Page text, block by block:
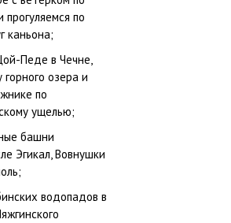
прогуляемся по
каньона;
Педе в Чечне,
озера и
по
ущелью;
башни
Эгикал, Вовнушки
водопадов в